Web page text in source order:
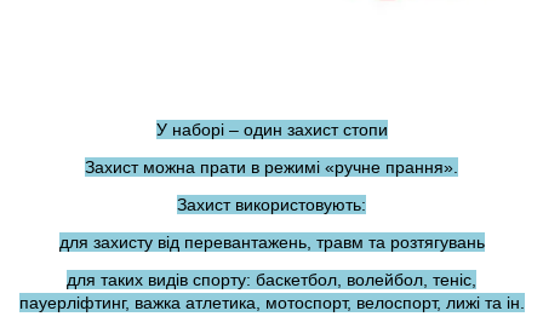
У наборі – один захист стопи
Захист можна прати в режимі «ручне прання».
Захист використовують:
для захисту від перевантажень, травм та розтягувань
для таких видів спорту: баскетбол, волейбол, теніс,
пауерліфтинг, важка атлетика, мотоспорт, велоспорт, лижі та ін.